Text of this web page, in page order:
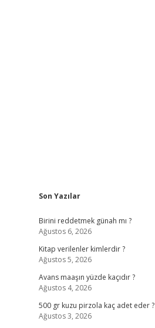
Sidebar
Son Yazılar
Birini reddetmek günah mı ?
Ağustos 6, 2026
Kitap verilenler kimlerdir ?
Ağustos 5, 2026
Avans maaşın yüzde kaçıdır ?
Ağustos 4, 2026
500 gr kuzu pirzola kaç adet eder ?
Ağustos 3, 2026
ilbet giriş